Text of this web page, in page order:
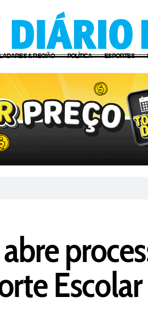
& REGIÃO POLÍTICA ESPORTES
Escolar